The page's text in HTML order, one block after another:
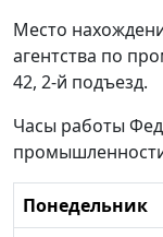
Место
агентства по
42, 2-й подъезд.
Часы работы
Понедельник